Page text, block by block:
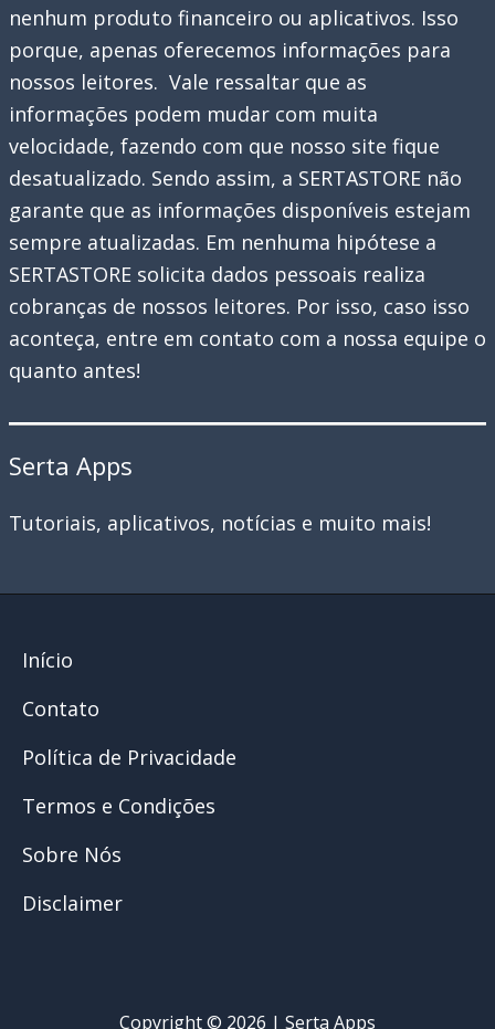
nenhum produto financeiro ou aplicativos. Isso
porque, apenas oferecemos informações para
nossos leitores. Vale ressaltar que as
informações podem mudar com muita
velocidade, fazendo com que nosso site fique
desatualizado. Sendo assim, a SERTASTORE não
garante que as informações disponíveis estejam
sempre atualizadas. Em nenhuma hipótese a
SERTASTORE solicita dados pessoais realiza
cobranças de nossos leitores. Por isso, caso isso
aconteça, entre em contato com a nossa equipe o
quanto antes!
Serta Apps
Tutoriais, aplicativos, notícias e muito mais!
Início
Contato
Política de Privacidade
Termos e Condições
Sobre Nós
Disclaimer
Copyright © 2026 | Serta Apps